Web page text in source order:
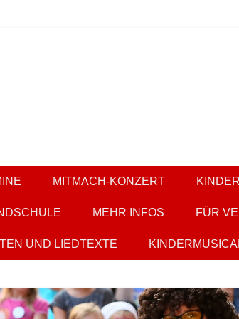
KESS
MITMACH-KONZERT
MEHR INFOS FÜR
UND LIEDTEXTE